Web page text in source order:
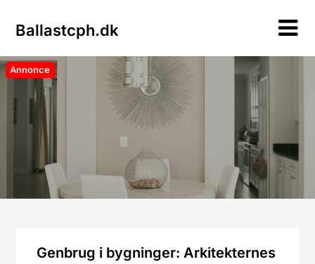
Ballastcph.dk
Annonce
Genbrug i bygninger: Arkitekternes